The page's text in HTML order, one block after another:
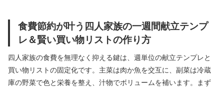
食費節約が叶う四人家族の一週間献立テンプ
レ＆賢い買い物リストの作り方
四人家族の食費を無理なく抑える鍵は、週単位の献立テンプレと
買い物リストの固定化です。主菜は肉か魚を交互に、副菜は冷蔵
庫の野菜で色と栄養を整え、汁物でボリュームを補います。まず